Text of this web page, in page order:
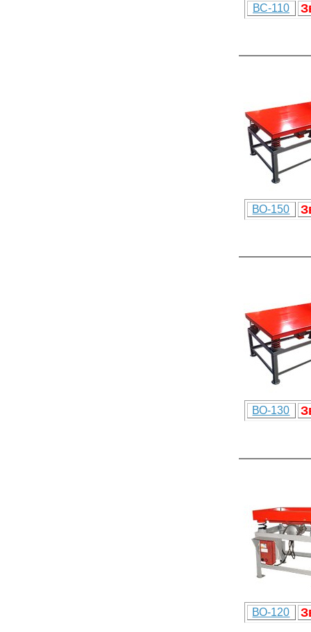
ВС-110
ВО-150
ВО-130
ВО-120